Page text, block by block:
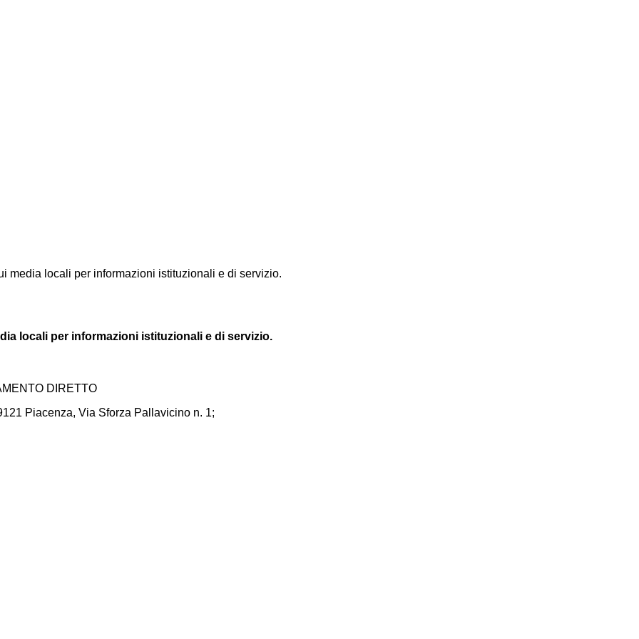
media locali per informazioni istituzionali e di servizio.
locali per informazioni istituzionali e di servizio.
DIRETTO
Piacenza, Via Sforza Pallavicino n. 1;